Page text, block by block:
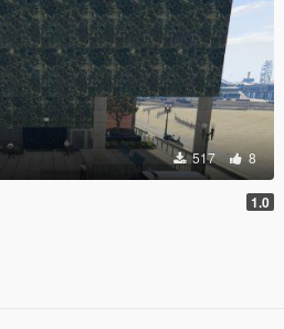
517 8
1.0